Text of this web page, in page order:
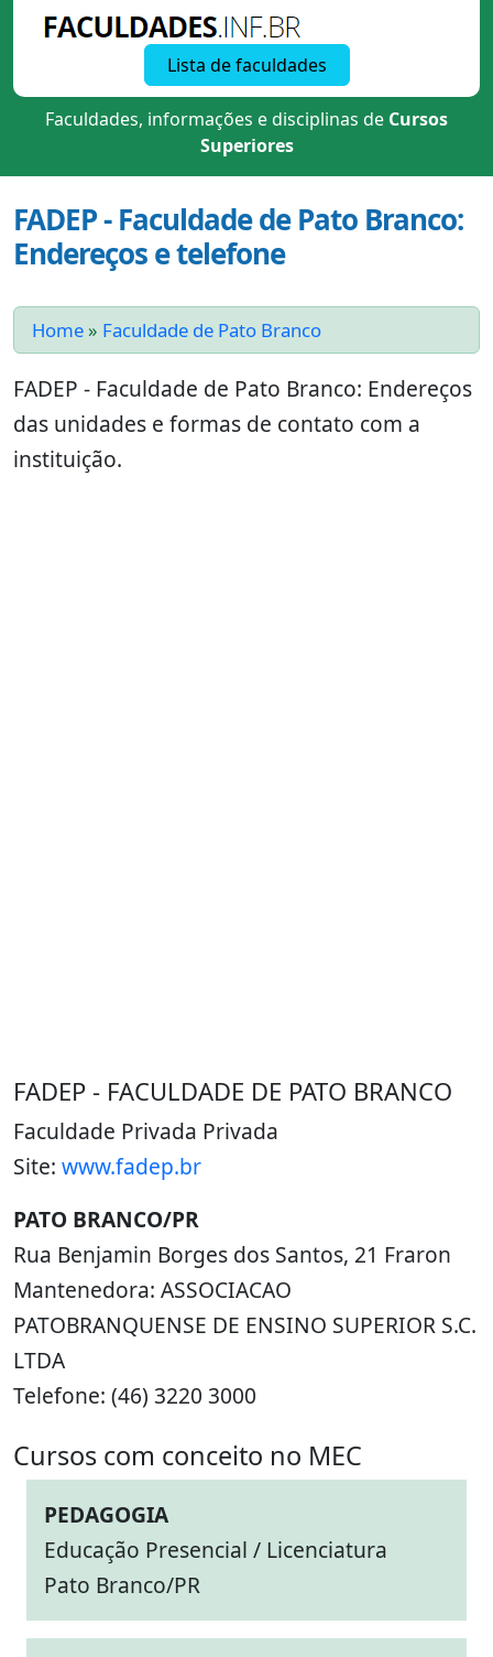
Lista de faculdades
Faculdades, informações e disciplinas de Cursos
Superiores
FADEP - Faculdade de Pato Branco:
Endereços e telefone
Home » Faculdade de Pato Branco
FADEP - Faculdade de Pato Branco: Endereços
das unidades e formas de contato com a
instituição.
FADEP - FACULDADE DE PATO BRANCO
Faculdade Privada Privada
Site: www.fadep.br
PATO BRANCO/PR
Rua Benjamin Borges dos Santos, 21 Fraron
Mantenedora: ASSOCIACAO
PATOBRANQUENSE DE ENSINO SUPERIOR S.C.
LTDA
Telefone: (46) 3220 3000
Cursos com conceito no MEC
PEDAGOGIA
Educação Presencial / Licenciatura
Pato Branco/PR